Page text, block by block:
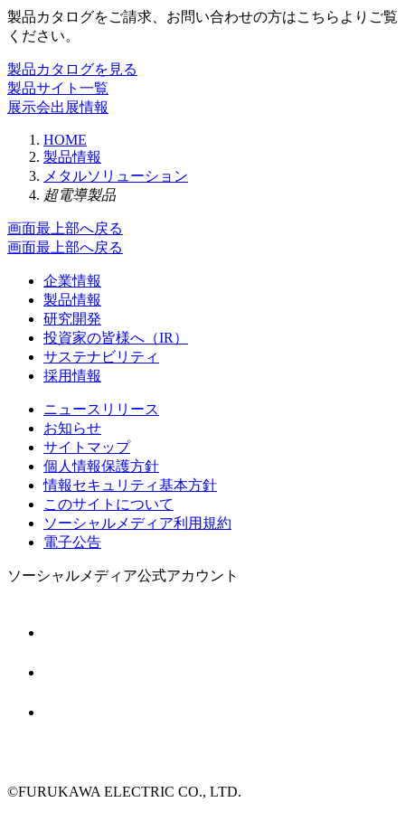
製品カタログをご請求、お問い合わせの方はこちらよりご覧
ください。
製品カタログを見る
製品サイト一覧
展示会出展情報
HOME
製品情報
メタルソリューション
超電導製品
画面最上部へ戻る
画面最上部へ戻る
企業情報
製品情報
研究開発
投資家の皆様へ（IR）
サステナビリティ
採用情報
ニュースリリース
お知らせ
サイトマップ
個人情報保護方針
情報セキュリティ基本方針
このサイトについて
ソーシャルメディア利用規約
電子公告
ソーシャルメディア公式アカウント
©FURUKAWA ELECTRIC CO., LTD.